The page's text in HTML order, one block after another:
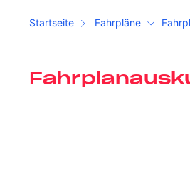
Startseite Fahrpläne